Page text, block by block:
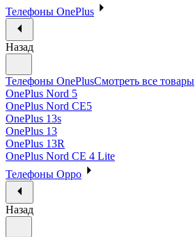
Телефоны OnePlus
Назад
Телефоны OnePlusСмотреть все товары
OnePlus Nord 5
OnePlus Nord CE5
OnePlus 13s
OnePlus 13
OnePlus 13R
OnePlus Nord CE 4 Lite
Телефоны Oppo
Назад